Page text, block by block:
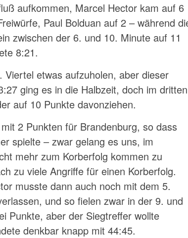
aufkommen, Marcel Hector kam auf 6
Paul Bolduan auf 2 – während
zwischen der 6. und 10. Minute auf 11
8:21.
etwas aufzuholen, aber dieser
ging es in die Halbzeit, doch im dritten
auf 10 Punkte davonziehen.
2 Punkten für Brandenburg, so dass
spielte – zwar gelang es uns, im
mehr zum Korberfolg kommen zu
zu viele Angriffe für einen Korberfolg.
musste dann auch noch mit dem 5.
und so fielen zwar in der 9. und
Punkte, aber der Siegtreffer wollte
denkbar knapp mit 44:45.